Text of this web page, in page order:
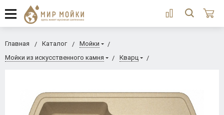
Главная Каталог
Мойки
Мойки из искусственного камня
Кварц